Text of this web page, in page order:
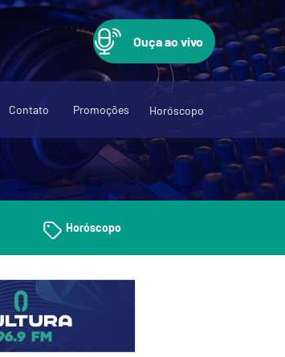
Ouça ao vivo
Contato Promoções Horóscopo
Horóscopo